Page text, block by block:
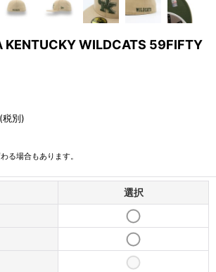
KENTUCKY WILDCATS 59FIFTY
(税別)
る場合もあります。
選択